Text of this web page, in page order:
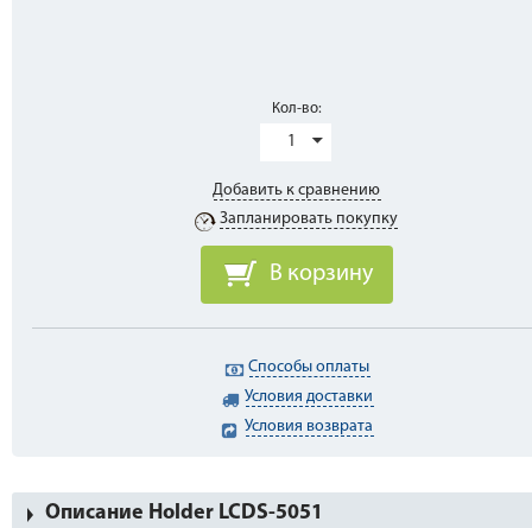
Кол-во:
1
Добавить к сравнению
Запланировать покупку
В корзину
Способы оплаты
Условия доставки
Условия возврата
Описание Holder LCDS-5051